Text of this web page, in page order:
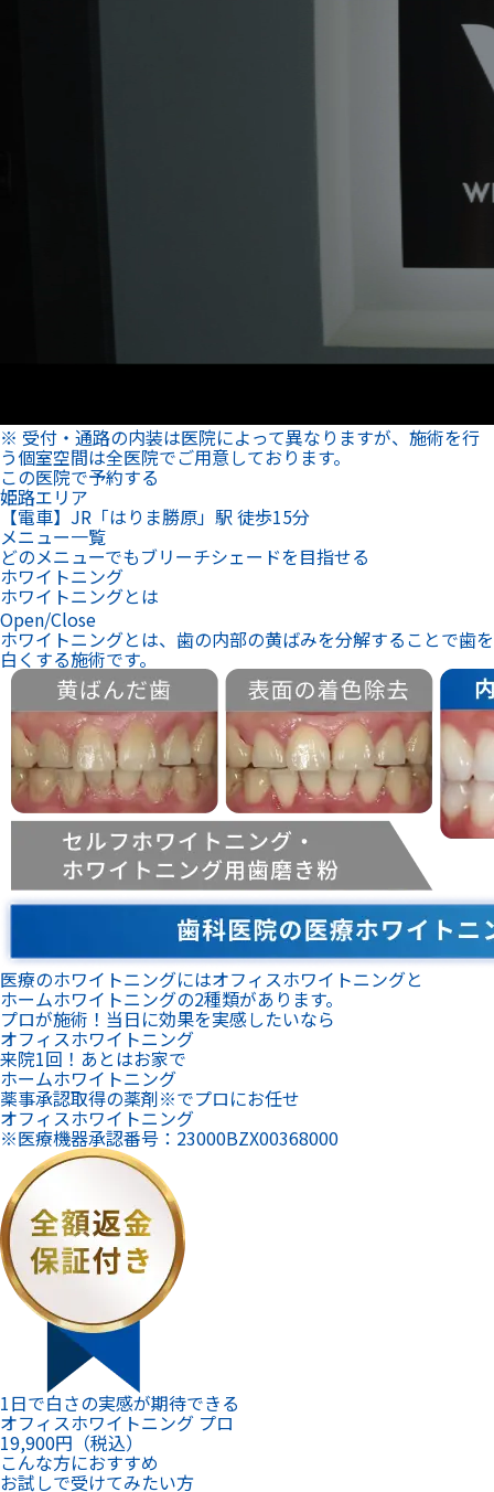
※ 受付・通路の内装は医院によって異なりますが、施術を行
ホワイトニングとは
Open/Close
ホワイトニングとは、歯の内部の黄ばみを分解することで歯を
白くする施術です。
医療のホワイトニングにはオフィスホワイトニングと
ホームホワイトニングの2種類があります。
プロが施術！当日に効果を実感したいなら
オフィスホワイトニング
来院1回！あとはお家で
ホームホワイトニング
薬事承認取得の薬剤※でプロにお任せ
オフィスホワイトニング
※医療機器承認番号：23000BZX00368000
1日で白さの実感が期待できる
オフィスホワイトニング プロ
19,900円（税込）
こんな方におすすめ
お試しで受けてみたい方
照射回数
10分×1回
前歯12本
シミ止め・仕上げ磨き
なし